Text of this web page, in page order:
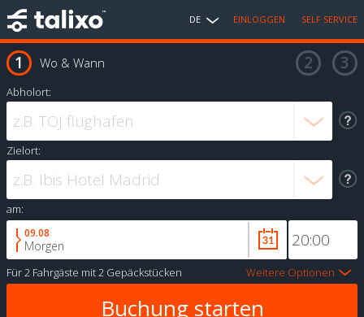
DE EINLOGGEN SELF SERVICE
Wo & Wann
Abholort:
Zielort:
am:
09.08
Morgen
Für2 Fahrgäste mit2 Gepäckstücken Weitere Optionen